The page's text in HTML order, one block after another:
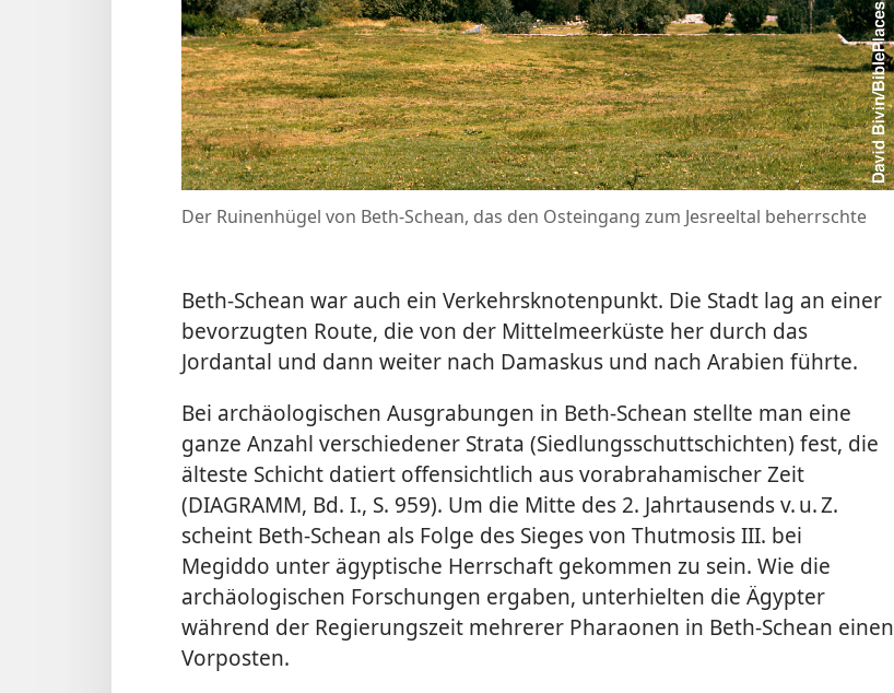
Der Ruinenhügel von Beth-Schean, das den Osteingang zum Jesreeltal beherrschte
Beth-Schean war auch ein Verkehrsknotenpunkt. Die Stadt lag an einer
bevorzugten Route, die von der Mittelmeerküste her durch das
Jordantal und dann weiter nach Damaskus und nach Arabien führte.
Bei archäologischen Ausgrabungen in Beth-Schean stellte man eine
ganze Anzahl verschiedener Strata (Siedlungsschuttschichten) fest, die
älteste Schicht datiert offensichtlich aus vorabrahamischer Zeit
(DIAGRAMM, Bd. I., S. 959). Um die Mitte des 2. Jahrtausends v. u. Z.
scheint Beth-Schean als Folge des Sieges von Thutmosis III. bei
Megiddo unter ägyptische Herrschaft gekommen zu sein. Wie die
archäologischen Forschungen ergaben, unterhielten die Ägypter
während der Regierungszeit mehrerer Pharaonen in Beth-Schean einen
Vorposten.